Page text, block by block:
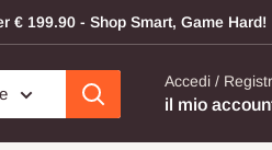
€ 199.90 - Shop Smart, Game Hard!
Accedi /
il mio